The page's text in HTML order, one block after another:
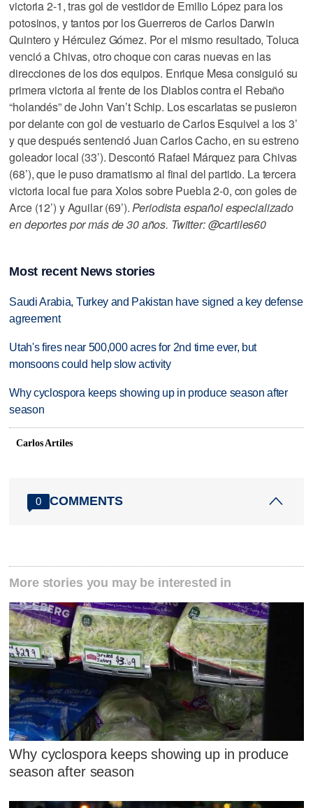
victoria 2-1, tras gol de vestidor de Emilio López para los
potosinos, y tantos por los Guerreros de Carlos Darwin
Quintero y Hérculez Gómez. Por el mismo resultado, Toluca
venció a Chivas, otro choque con caras nuevas en las
direcciones de los dos equipos. Enrique Mesa consiguió su
primera victoria al frente de los Diablos contra el Rebaño
“holandés” de John Van’t Schip. Los escarlatas se pusieron
por delante con gol de vestuario de Carlos Esquivel a los 3’
y que después sentenció Juan Carlos Cacho, en su estreno
goleador local (33’). Descontó Rafael Márquez para Chivas
(68’), que le puso dramatismo al final del partido. La tercera
victoria local fue para Xolos sobre Puebla 2-0, con goles de
Arce (12’) y Aguilar (69’).Periodista español especializado
en deportes por más de 30 años. Twitter: @cartiles60
Most recent News stories
Saudi Arabia, Turkey and Pakistan have signed a key defense
agreement
Utah's fires near 500,000 acres for 2nd time ever, but
monsoons could help slow activity
Why cyclospora keeps showing up in produce season after
season
Carlos Artiles
0 COMMENTS
More stories you may be interested in
Why cyclospora keeps showing up in produce
season after season